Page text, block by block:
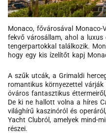
Monaco, fővárosával Monaco-
fekvő városállam, ahol a
tengerpartokkal találkozik.
hogy egy kis ízelítőt kapj
A szűk utcák, a Grimaldi
romantikus környezettel
óváros fantasztikus
De ki ne hallott volna a híres
világhírű kaszinóról és
Yacht Clubról, amelyek mind-
részei.